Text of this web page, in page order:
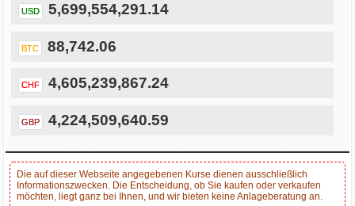
USD 5,699,554,291.14
BTC 88,742.06
CHF 4,605,239,867.24
GBP 4,224,509,640.59
Die auf dieser Webseite angegebenen Kurse dienen ausschließlich
Informationszwecken. Die Entscheidung, ob Sie kaufen oder verkaufen
möchten, liegt ganz bei Ihnen, und wir bieten keine Anlageberatung an.